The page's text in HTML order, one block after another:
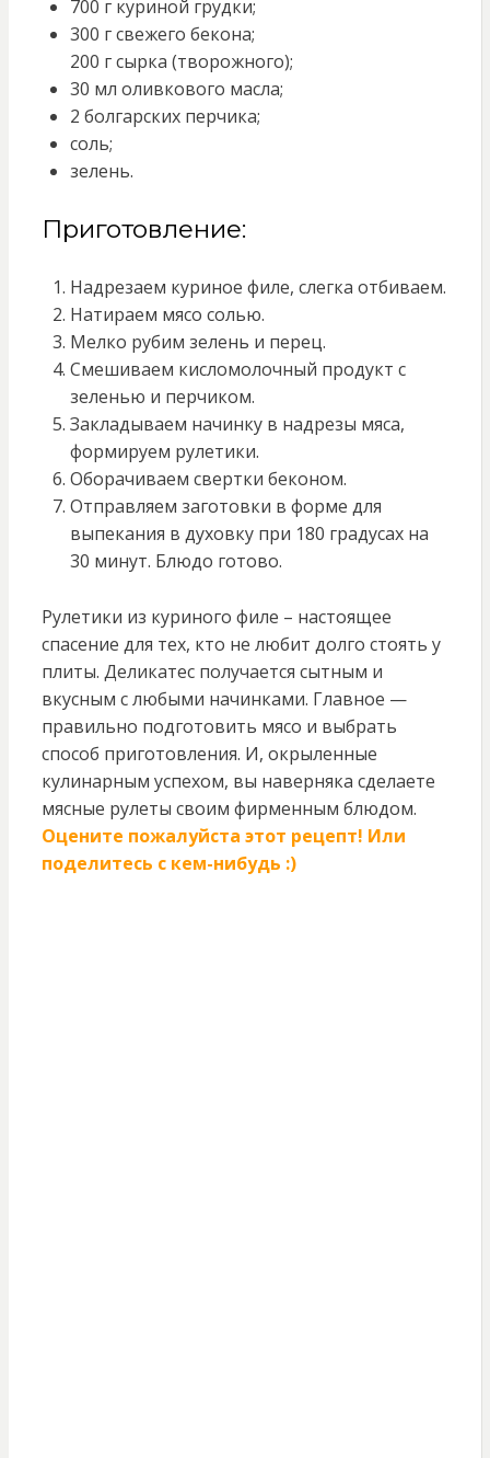
700 г куриной грудки;
300 г свежего бекона;
200 г сырка (творожного);
30 мл оливкового масла;
2 болгарских перчика;
соль;
зелень.
Приготовление:
Надрезаем куриное филе, слегка отбиваем.
Натираем мясо солью.
Мелко рубим зелень и перец.
Смешиваем кисломолочный продукт с
зеленью и перчиком.
Закладываем начинку в надрезы мяса,
формируем рулетики.
Оборачиваем свертки беконом.
Отправляем заготовки в форме для
выпекания в духовку при 180 градусах на
30 минут. Блюдо готово.
Рулетики из куриного филе – настоящее
спасение для тех, кто не любит долго стоять у
плиты. Деликатес получается сытным и
вкусным с любыми начинками. Главное —
правильно подготовить мясо и выбрать
способ приготовления. И, окрыленные
кулинарным успехом, вы наверняка сделаете
мясные рулеты своим фирменным блюдом.
Оцените пожалуйста этот рецепт! Или
поделитесь с кем-нибудь :)